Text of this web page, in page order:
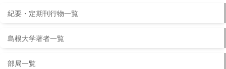
紀要・定期刊行物一覧
島根大学著者一覧
部局一覧